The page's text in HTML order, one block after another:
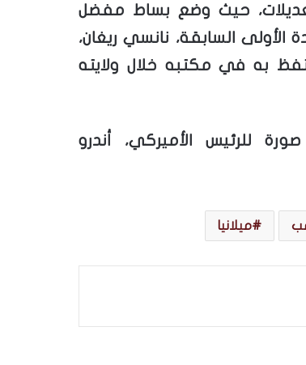
حيث وضع بساط مفضل
الأولى السابقة، نانسي ريغان،
به في مكتبه خلال ولايته
للرئيس الأميركي، أندرو
ميلانيا